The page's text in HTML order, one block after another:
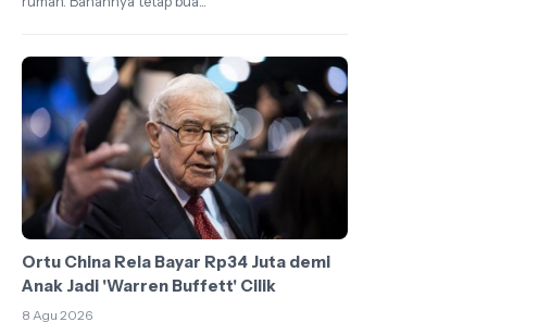
Ortu China Rela Bayar Rp34 Juta demi
Anak Jadi 'Warren Buffett' Cilik
8 Agu 2026